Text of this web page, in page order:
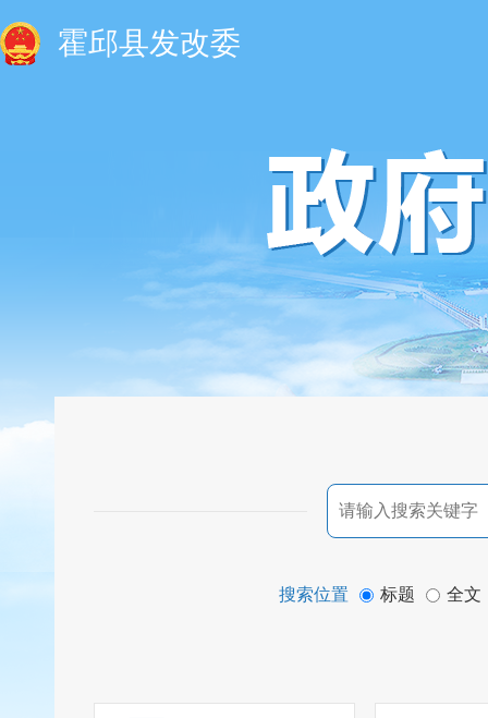
霍邱县发改委
搜索位置 标题 全文